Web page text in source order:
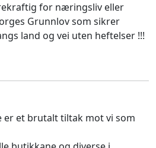
for næringsliv eller
Grunnlov som sikrer
land og vei uten heftelser !!!
er et brutalt tiltak mot vi som